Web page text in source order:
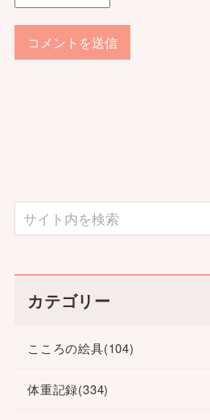
カテゴリー
こころの絵具(104)
体重記録(334)